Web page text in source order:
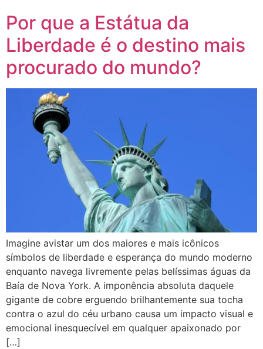
Por que a Estátua da
Liberdade é o destino mais
procurado do mundo?
Imagine avistar um dos maiores e mais icônicos
símbolos de liberdade e esperança do mundo moderno
enquanto navega livremente pelas belíssimas águas da
Baía de Nova York. A imponência absoluta daquele
gigante de cobre erguendo brilhantemente sua tocha
contra o azul do céu urbano causa um impacto visual e
emocional inesquecível em qualquer apaixonado por
[…]